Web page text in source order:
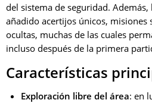
del sistema de seguridad.
añadido acertijos únicos, misiones
ocultas, muchas de las cuales
incluso después de la primera
Características
Exploración libre del área: en